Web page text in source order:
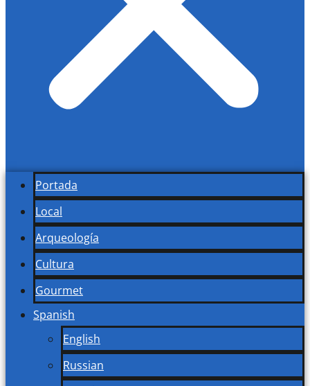
Portada
Local
Arqueología
Cultura
Gourmet
Spanish
English
Russian